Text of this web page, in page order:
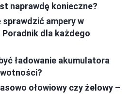
naprawdę konieczne?
ampery w
dla każdego
ładowanie akumulatora
ołowiowy czy żelowy –